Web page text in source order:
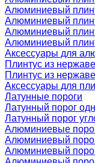
Алюминиевый
Алюминиевый
Алюминиевый
Алюминиевый
Аксессуары для
Плинтус из
Плинтус из
Аксессуары для
Латунные пороги
Латунный порог
Латунный порог
Алюминиевые
Алюминиевый
Алюминиевый